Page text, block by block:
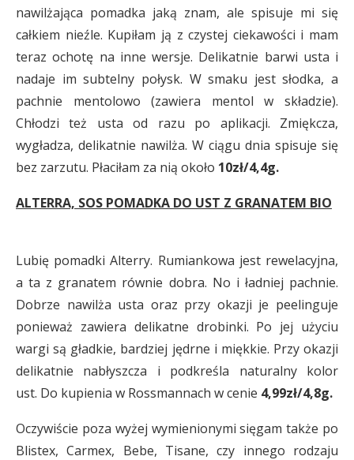
nawilżająca pomadka jaką znam, ale spisuje mi się
całkiem nieźle. Kupiłam ją z czystej ciekawości i mam
teraz ochotę na inne wersje. Delikatnie barwi usta i
nadaje im subtelny połysk. W smaku jest słodka, a
pachnie mentolowo (zawiera mentol w składzie).
Chłodzi też usta od razu po aplikacji. Zmiękcza,
wygładza, delikatnie nawilża. W ciągu dnia spisuje się
bez zarzutu. Płaciłam za nią około 10zł/4,4g.
ALTERRA, SOS POMADKA DO UST Z GRANATEM BIO
Lubię pomadki Alterry. Rumiankowa jest rewelacyjna,
a ta z granatem równie dobra. No i ładniej pachnie.
Dobrze nawilża usta oraz przy okazji je peelinguje
ponieważ zawiera delikatne drobinki. Po jej użyciu
wargi są gładkie, bardziej jędrne i miękkie. Przy okazji
delikatnie nabłyszcza i podkreśla naturalny kolor
ust. Do kupienia w Rossmannach w cenie 4,99zł/4,8g.
Oczywiście poza wyżej wymienionymi sięgam także po
Blistex, Carmex, Bebe, Tisane, czy innego rodzaju